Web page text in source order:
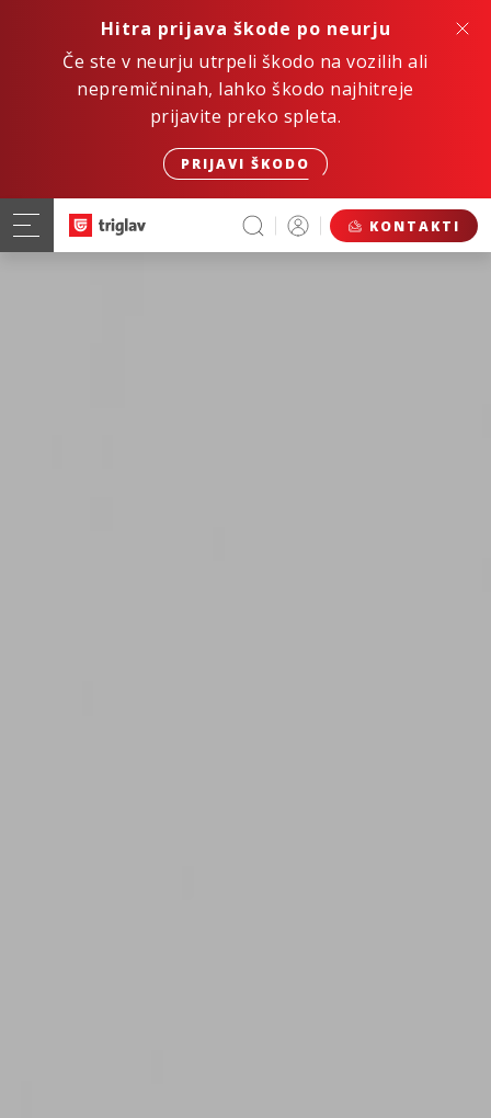
Hitra prijava škode po neurju
Če ste v neurju utrpeli škodo na vozilih ali
nepremičninah, lahko škodo najhitreje
prijavite preko spleta.
PRIJAVI ŠKODO
KONTAKTI